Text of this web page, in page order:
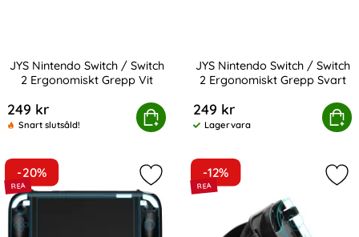
JYS Nintendo Switch / Switch
2 Ergonomiskt Grepp Vit
249 kr
Snart slutsåld!
Köp
Nintendo Switch / Switch 2 Ergonomiskt Grepp Vit
JYS Nintendo Switch / Switch
2 Ergonomiskt Grepp Svart
249 kr
Tillgänglighet:
Lagervara
Köp
JYS Nintendo Switch / Switch
-20%
Markera jYS Nintendo Switch 2
-12%